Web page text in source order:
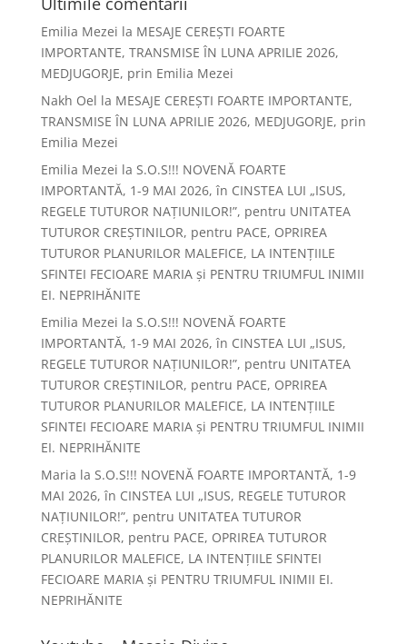
Emilia Mezei la MESAJE CEREȘTI FOARTE
IMPORTANTE, TRANSMISE ÎN LUNA APRILIE 2026,
MEDJUGORJE, prin Emilia Mezei
Nakh Oel la MESAJE CEREȘTI FOARTE IMPORTANTE,
TRANSMISE ÎN LUNA APRILIE 2026, MEDJUGORJE, prin
Emilia Mezei
Emilia Mezei la S.O.S!!! NOVENĂ FOARTE
IMPORTANTĂ, 1-9 MAI 2026, în CINSTEA LUI „ISUS,
REGELE TUTUROR NAȚIUNILOR!”, pentru UNITATEA
TUTUROR CREȘTINILOR, pentru PACE, OPRIREA
TUTUROR PLANURILOR MALEFICE, LA INTENȚIILE
SFINTEI FECIOARE MARIA și PENTRU TRIUMFUL INIMII
EI. NEPRIHĂNITE
Emilia Mezei la S.O.S!!! NOVENĂ FOARTE
IMPORTANTĂ, 1-9 MAI 2026, în CINSTEA LUI „ISUS,
REGELE TUTUROR NAȚIUNILOR!”, pentru UNITATEA
TUTUROR CREȘTINILOR, pentru PACE, OPRIREA
TUTUROR PLANURILOR MALEFICE, LA INTENȚIILE
SFINTEI FECIOARE MARIA și PENTRU TRIUMFUL INIMII
EI. NEPRIHĂNITE
Maria la S.O.S!!! NOVENĂ FOARTE IMPORTANTĂ, 1-9
MAI 2026, în CINSTEA LUI „ISUS, REGELE TUTUROR
NAȚIUNILOR!”, pentru UNITATEA TUTUROR
CREȘTINILOR, pentru PACE, OPRIREA TUTUROR
PLANURILOR MALEFICE, LA INTENȚIILE SFINTEI
FECIOARE MARIA și PENTRU TRIUMFUL INIMII EI.
NEPRIHĂNITE